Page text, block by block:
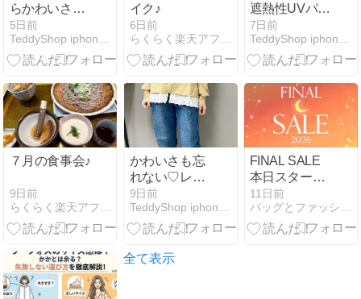
らかわいさも
忘れない☆ラ
ッシュガード
コーデ
5日前
TeddyShop iphoneケース、水着販売店
イク♪
6日前
らくらく楽天アフィリエイト - 楽天ブログ
遮熱性UVパー
カーセットア
ップ
7日前
TeddyShop iphoneケース、水着販売店
７月の食事会♪
9日前
かわいさも忘
れない♡レー
ス付きラッシ
ュガード
9日前
TeddyShop iphoneケース、水着販売店
FINAL SALE
本日スタート/
芸能人着用
品/YouTubeご
紹介商品
11日前
バッグとファッション雑貨の通販
全て表示